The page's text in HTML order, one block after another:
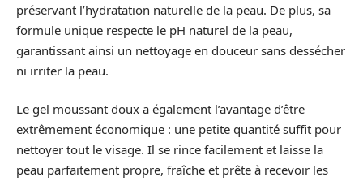
préservant l’hydratation naturelle de la peau. De plus, sa
formule unique respecte le pH naturel de la peau,
garantissant ainsi un nettoyage en douceur sans dessécher
ni irriter la peau.
Le gel moussant doux a également l’avantage d’être
extrêmement économique : une petite quantité suffit pour
nettoyer tout le visage. Il se rince facilement et laisse la
peau parfaitement propre, fraîche et prête à recevoir les